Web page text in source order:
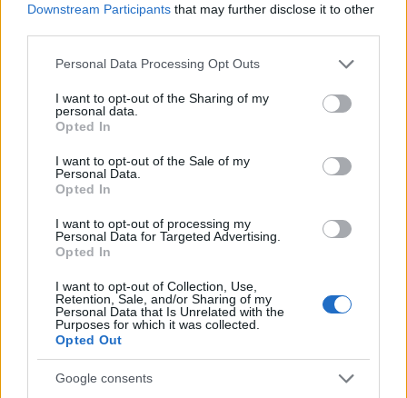
Downstream Participants that may further disclose it to other
Please note that this website/app uses one or more Google
not limited to your visit or usage behaviour. You may click to
grant or deny consent to Google and its third-party tags to
use your data for below specified purposes in below Google
consent section.
Personal Data Processing Opt Outs
I want to opt-out of the Sharing of my
personal data.
Opted In
I want to opt-out of the Sale of my
Personal Data.
Opted In
I want to opt-out of processing my
Personal Data for Targeted Advertising.
Opted In
I want to opt-out of Collection, Use,
Retention, Sale, and/or Sharing of my
Personal Data that Is Unrelated with the
Purposes for which it was collected.
Opted Out
Google consents